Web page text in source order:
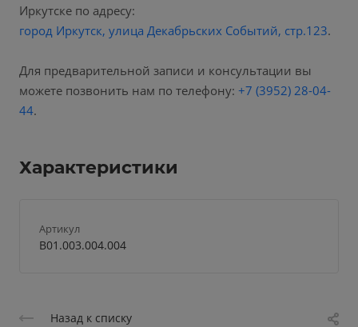
Иркутске по адресу:
город Иркутск, улица Декабрьских Событий, стр.123.
Для предварительной записи и консультации вы
можете позвонить нам по телефону: +7 (3952) 28-04-
44.
Характеристики
Артикул
В01.003.004.004
Назад к списку